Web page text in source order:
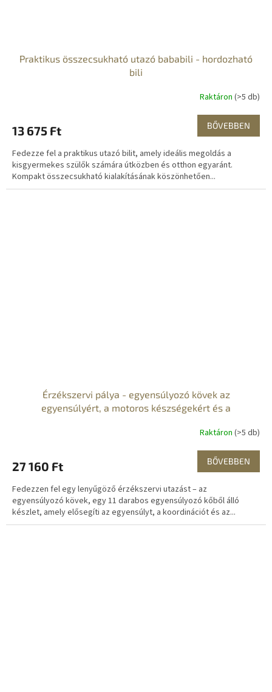
Praktikus összecsukható utazó bababili - hordozható
bili
Raktáron (>5 db)
13 675 Ft BŐVEBBEN
Fedezze fel a praktikus utazó bilit, amely ideális megoldás a
kisgyermekes szülők számára útközben és otthon egyaránt.
Kompakt összecsukható kialakításának köszönhetően...
Érzékszervi pálya - egyensúlyozó kövek az
egyensúlyért, a motoros készségekért és a
Raktáron (>5 db)
27 160 Ft BŐVEBBEN
Fedezzen fel egy lenyűgöző érzékszervi utazást – az
egyensúlyozó kövek, egy 11 darabos egyensúlyozó kőből álló
készlet, amely elősegíti az egyensúlyt, a koordinációt és az...